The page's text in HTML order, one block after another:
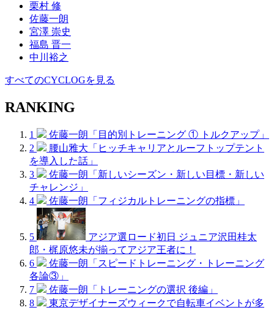
栗村 修
佐藤一朗
宮澤 崇史
福島 晋一
中川裕之
すべてのCYCLOGを見る
RANKING
1
佐藤一朗「目的別トレーニング ① トルクアップ」
2
腰山雅大「ヒッチキャリアとルーフトップテント
を導入した話」
3
佐藤一朗「新しいシーズン・新しい目標・新しい
チャレンジ」
4
佐藤一朗「フィジカルトレーニングの指標」
5
アジア選ロード初日 ジュニア沢田桂太
郎・梶原悠未が揃ってアジア王者に！
6
佐藤一朗「スピードトレーニング・トレーニング
各論③」
7
佐藤一朗「トレーニングの選択 後編」
8
東京デザイナーズウィークで自転車イベントが多